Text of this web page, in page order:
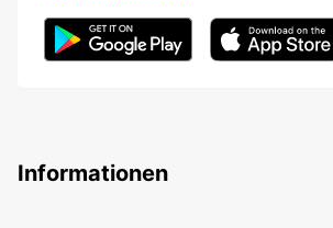
Informationen